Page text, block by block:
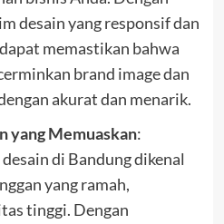
desain yang responsif dan
memastikan bahwa
brand image dan
akurat dan menarik.
yang Memuaskan:
di Bandung dikenal
yang ramah,
tinggi. Dengan